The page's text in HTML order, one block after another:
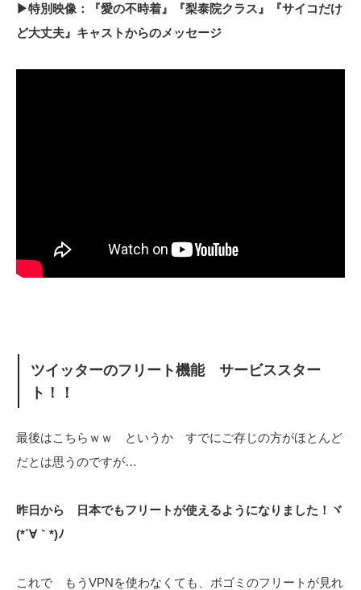
▶特別映像：『愛の不時着』『梨泰院クラス』『サイコだけ
ど大丈夫』キャストからのメッセージ
ツイッターのフリート機能 サービススター
ト！！
最後はこちらｗｗ というか すでにご存じの方がほとんど
だとは思うのですが…
昨日から 日本でもフリートが使えるようになりました！ヾ
(*´∀｀*)ﾉ
これで もうVPNを使わなくても、ボゴミのフリートが見れ